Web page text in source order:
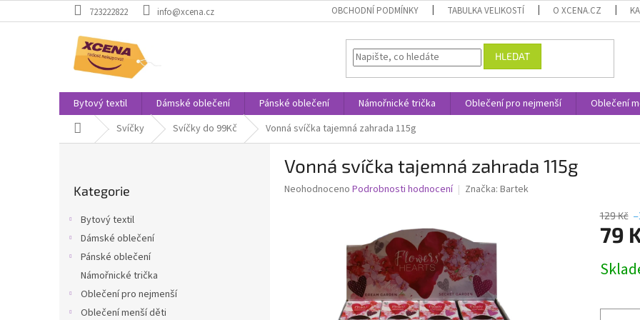
na
723222822 info@xcena.cz OBCHODNÍ PODMÍNKY TABULKA VELIKOSTÍ O XCENA.CZ
HLEDAT
Bytový textil Dámské oblečení Pánské oblečení Námořnické trička Oblečení pro nejmenší Oblečení
Domů Svíčky Svíčky do 99Kč Vonná svíčka tajemná zahrada 115g
kategorie
Kategorie
Bytový textil
Dámské oblečení
Pánské oblečení
Námořnické trička
Oblečení pro nejmenší
Oblečení menší děti
Vonná svíčka tajemná zahrada 115g
Průměrné
Neohodnoceno Podrobnosti hodnocení Značka: Bartek
129 Kč
79
cena: